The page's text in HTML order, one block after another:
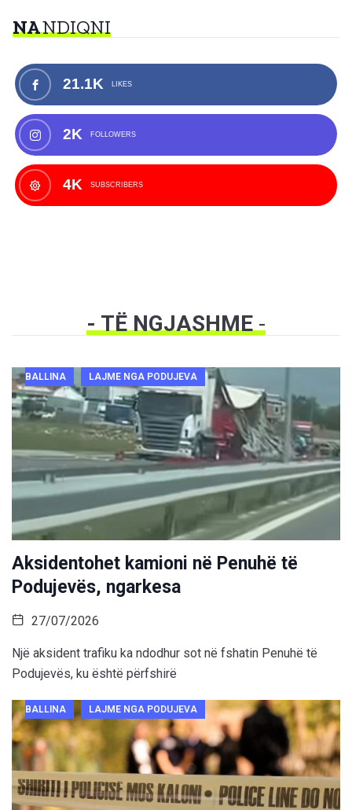
NANDIQNI
21.1K LIKES
2K FOLLOWERS
4K SUBSCRIBERS
- TË NGJASHME-
BALLINA LAJME NGA PODUJEVA
Aksidentohet kamioni në Penuhë të
Podujevës, ngarkesa
27/07/2026
Një aksident trafiku ka ndodhur sot në fshatin Penuhë të
Podujevës, ku është përfshirë
BALLINA LAJME NGA PODUJEVA